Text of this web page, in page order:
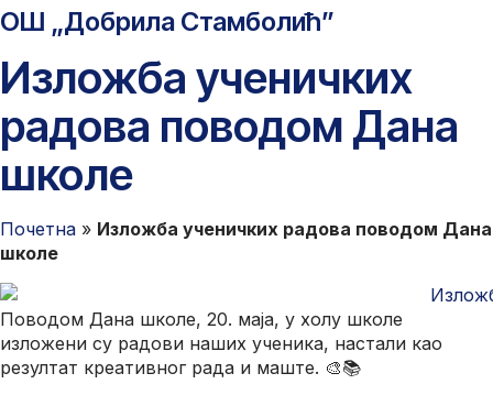
ОШ „Добрила Стамболић”
Изложба ученичких
радова поводом Дана
школе
Почетна » Изложба ученичких радова поводом Дана
школе
Поводом Дана школе, 20. маја, у холу школе
изложени су радови наших ученика, настали као
резултат креативног рада и маште. 🎨📚